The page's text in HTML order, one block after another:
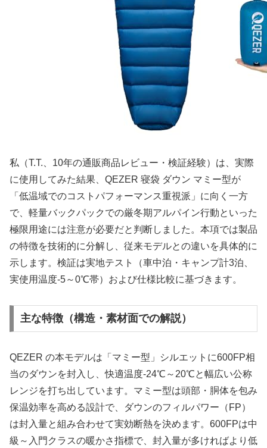
私（T.T.、10年の通販商品レビュー・検証経験）は、実際
に使用してみた結果、QEZER 寝袋 ダウン マミー型が
「低温域でのコストパフォーマンス重視派」に向く一方
で、軽量バックパックでの厳冬期アルパイン行動といった
極限用途には注意が必要だと判断しました。本項では製品
の特徴を技術的に分解し、従来モデルとの違いを具体的に
示します。検証は実地テスト（車中泊・キャンプ計3泊、
実使用温度-5～0℃帯）および仕様比較に基づきます。
主な特徴（構造・素材面での解説）
QEZER の本モデルは「マミー型」シルエットに600FP相
当のダウンを封入し、快適温度-24℃～20℃と幅広い公称
レンジを打ち出しています。マミー型は頭部・胴体を包み
保温効率を高める設計で、ダウンのフィルパワー（FP）
は封入量と組み合わせて実効断熱を決めます。600FPは中
級～入門クラスの暖かさ指標で、封入量が多ければより低